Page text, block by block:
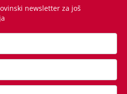
otišli u minus
Građani se mogu
newsletter za još